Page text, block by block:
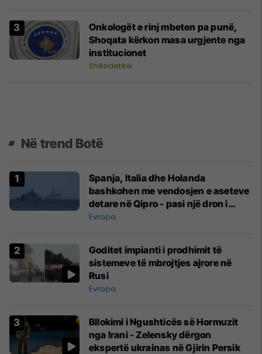
Onkologët e rinj mbeten pa punë,
Shoqata kërkon masa urgjente nga
institucionet
Shëndetësi
Në trend Botë
Spanja, Italia dhe Holanda
bashkohen me vendosjen e aseteve
detare në Qipro - pasi një dron i
prodhuar në Iran goditi bazën
Evropa
Goditet impianti i prodhimit të
sistemeve të mbrojtjes ajrore në
Rusi
Evropa
Bllokimi i Ngushticës së Hormuzit
nga Irani - Zelensky dërgon
ekspertë ukrainas në Gjirin Persik